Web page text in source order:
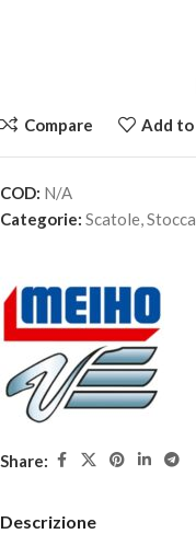
MEIHO
19,80€
Compare Add
COD: N/A
Categorie: Scatole,
Share:
Descrizione